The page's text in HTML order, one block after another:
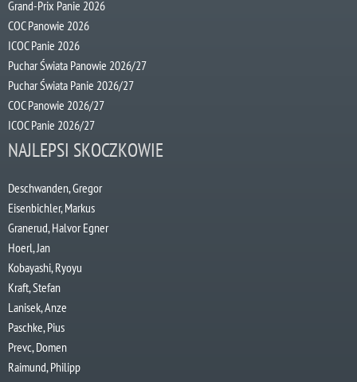
Grand-Prix Panie 2026
COC Panowie 2026
ICOC Panie 2026
Puchar Świata Panowie 2026/27
Puchar Świata Panie 2026/27
COC Panowie 2026/27
ICOC Panie 2026/27
NAJLEPSI SKOCZKOWIE
Deschwanden, Gregor
Eisenbichler, Markus
Granerud, Halvor Egner
Hoerl, Jan
Kobayashi, Ryoyu
Kraft, Stefan
Lanisek, Anze
Paschke, Pius
Prevc, Domen
Raimund, Philipp